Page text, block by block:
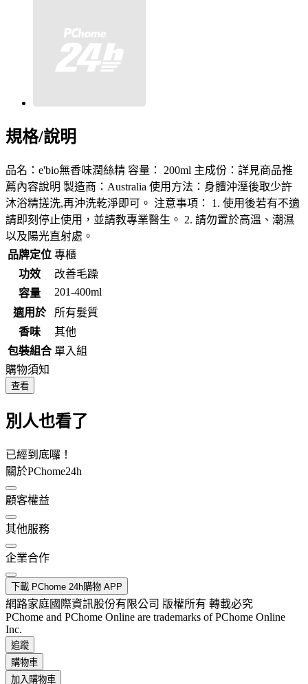
規格/說明
品名：e'bio無香味潤絲精 容量： 200ml 主成份：詳見商品推
薦內容說明 製造商：Australia 使用方法：身體沖溼後取少許
沐浴精搓洗,再沖洗乾淨即可。 注意事項： 1. 使用後若有不適
請即刻停止使用，並請教專業醫生。 2. 請勿置於高溫、潮濕
以及陽光直射處。
品牌定位 專櫃
功效
改善毛躁
容量
201-400ml
適用於
所有髮質
香味
其他
包裝組合 單入組
購物須知
查看
別人也看了
已經到底囉！
關於PChome24h
顧客權益
其他服務
企業合作
下載 PChome 24h購物 APP
網路家庭國際資訊股份有限公司 版權所有 轉載必究
PChome and PChome Online are trademarks of PChome Online
Inc.
追蹤
購物車
加入購物車